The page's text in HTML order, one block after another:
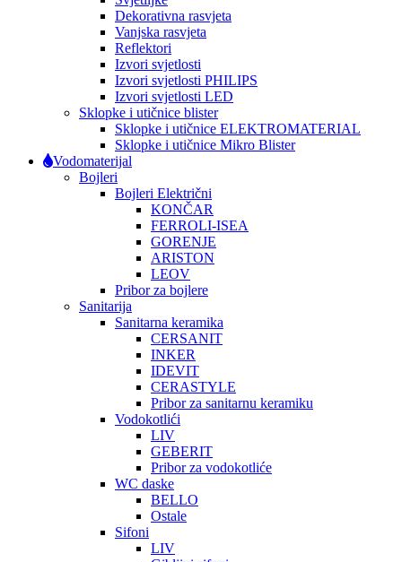
Dekorativna rasvjeta
Vanjska rasvjeta
Reflektori
Izvori svjetlosti
Izvori svjetlosti PHILIPS
Izvori svjetlosti LED
Sklopke i utičnice blister
Sklopke i utičnice ELEKTROMATERIAL
Sklopke i utičnice Mikro Blister
Vodomaterijal
Bojleri
Bojleri Električni
KONČAR
FERROLI-ISEA
GORENJE
ARISTON
LEOV
Pribor za bojlere
Sanitarija
Sanitarna keramika
CERSANIT
INKER
IDEVIT
CERASTYLE
Pribor za sanitarnu keramiku
Vodokotlići
LIV
GEBERIT
Pribor za vodokotliće
WC daske
BELLO
Ostale
Sifoni
LIV